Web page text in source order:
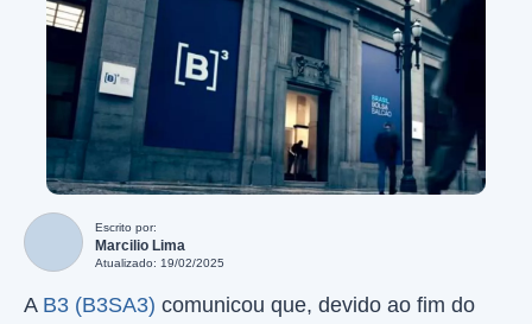
Escrito por:
Marcilio Lima
Atualizado: 19/02/2025
A B3 (B3SA3) comunicou que, devido ao fim do